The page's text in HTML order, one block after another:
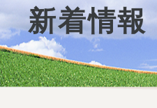
新着情報